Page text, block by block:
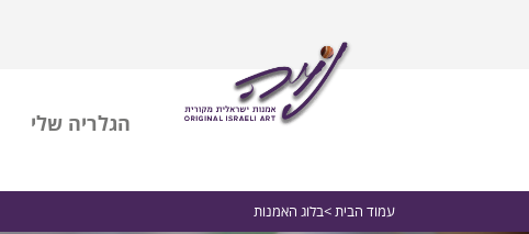
הגלריה שלי
עמוד הבית >בלוג האמנות